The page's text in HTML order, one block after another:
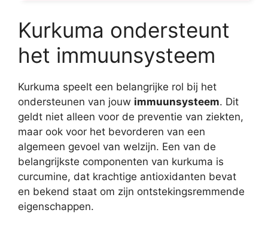
Kurkuma ondersteunt
het immuunsysteem
Kurkuma speelt een belangrijke rol bij het
ondersteunen van jouw immuunsysteem. Dit
geldt niet alleen voor de preventie van ziekten,
maar ook voor het bevorderen van een
algemeen gevoel van welzijn. Een van de
belangrijkste componenten van kurkuma is
curcumine, dat krachtige antioxidanten bevat
en bekend staat om zijn ontstekingsremmende
eigenschappen.